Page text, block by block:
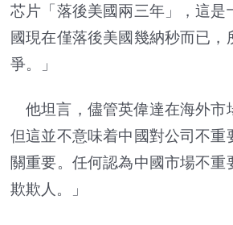
芯片「落後美國兩三年」，這是
國現在僅落後美國幾納秒而已，
爭。」
他坦言，儘管英偉達在海外市
但這並不意味着中國對公司不重
關重要。任何認為中國市場不重
欺欺人。」